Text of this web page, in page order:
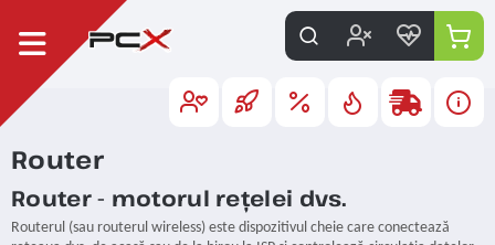
Router
Router - motorul rețelei dvs.
Routerul (sau routerul wireless) este dispozitivul cheie care conectează